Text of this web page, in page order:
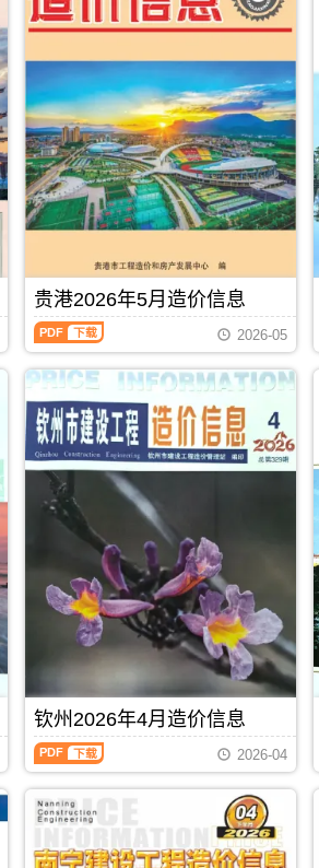
工
投
估
算
编
制
县.，
贵
市
价
信
息
期
刊
PDF
网
发
于
北
海
工
程
全
过
程
管
控，
属
于
北
海
工
程
材
料
价
市
息
刊
PDF
商
报
林
建
材
厂
商
报
价）
期
玉
林
市
建
设
造
价
信
息
网
发
布，
覆
商
场
材
料
零
售
及
程
PDF 下载
贵港2026年5月造价信息
贵
港
年
5
月
造
价
信
（贵
工
程
期
刊，
由
贵
港
市
建
设
造
价
PDF 下载
2026-05
钦州2026年4月造价信息
钦
州
年
4
造
2026-04